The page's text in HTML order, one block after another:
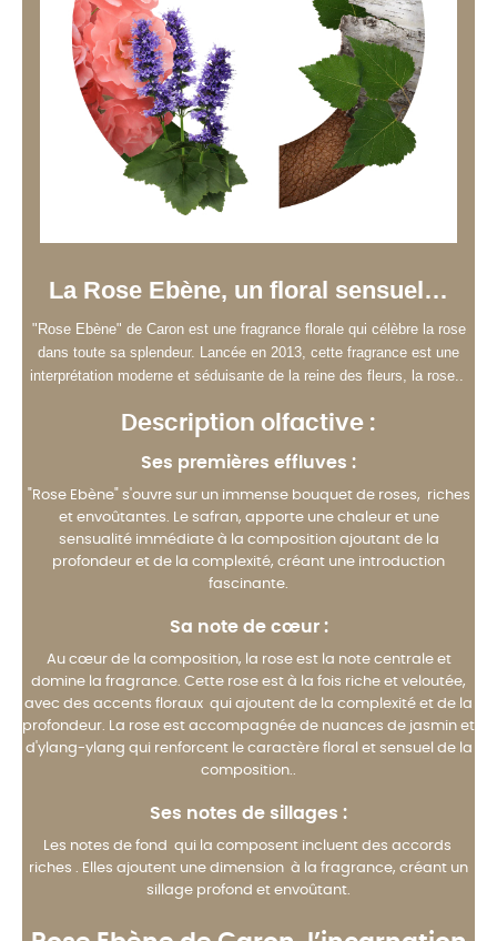
La Rose Ebène, un floral sensuel…
"Rose Ebène" de Caron est une fragrance florale qui célèbre la rose
dans toute sa splendeur. Lancée en 2013, cette fragrance est une
interprétation moderne et séduisante de la reine des fleurs, la rose..
Description olfactive :
Ses premières effluves :
"Rose Ebène" s'ouvre sur un immense bouquet de roses, riches
et envoûtantes. Le safran, apporte une chaleur et une
sensualité immédiate à la composition ajoutant de la
profondeur et de la complexité, créant une introduction
fascinante.
Sa note de cœur :
Au cœur de la composition, la rose est la note centrale et
domine la fragrance. Cette rose est à la fois riche et veloutée,
avec des accents floraux qui ajoutent de la complexité et de la
profondeur. La rose est accompagnée de nuances de jasmin et
d'ylang-ylang qui renforcent le caractère floral et sensuel de la
composition..
Ses notes de sillages :
Les notes de fond qui la composent incluent des accords
riches . Elles ajoutent une dimension à la fragrance, créant un
sillage profond et envoûtant.